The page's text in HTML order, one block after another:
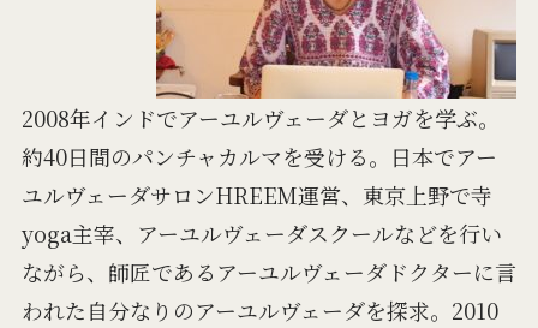
2008年インドでアーユルヴェーダとヨガを学ぶ。
約40日間のパンチャカルマを受ける。日本でアー
ユルヴェーダサロンHREEM運営、東京上野で寺
yoga主宰、アーユルヴェーダスクールなどを行い
ながら、師匠であるアーユルヴェーダドクターに言
われた自分なりのアーユルヴェーダを探求。2010